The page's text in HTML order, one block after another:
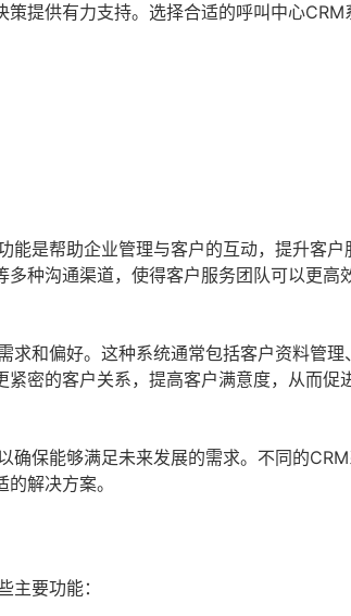
提供有力支持。选择合适的呼叫中心CRM
能是帮助企业管理与客户的互动，提升客户
种沟通渠道，使得客户服务团队可以更高
和偏好。这种系统通常包括客户资料管理、
密的客户关系，提高客户满意度，从而促
确保能够满足未来发展的需求。不同的
解决方案。
要功能：